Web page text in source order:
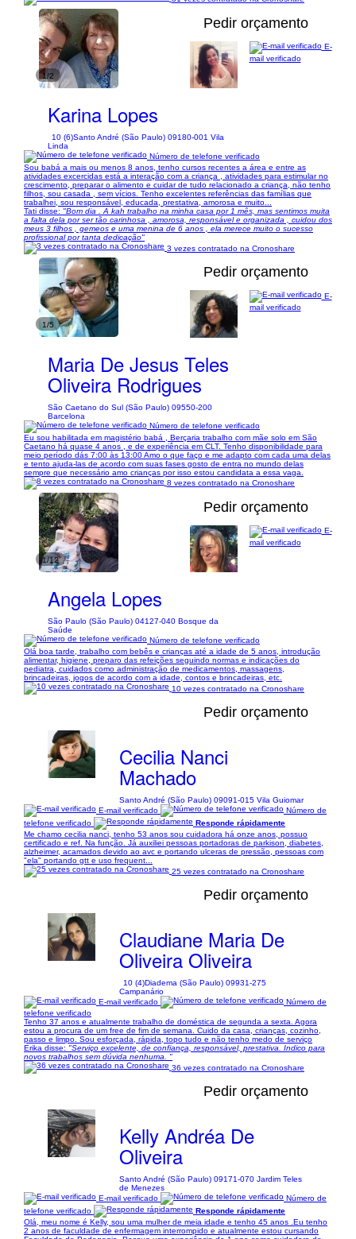
1/2
Pedir orçamento
Karina Lopes
10 (6)Santo André (São Paulo) 09180-001 Vila
Linda
E-
mail verificado
Número de telefone verificado
Sou babá a mais ou menos 8 anos, tenho cursos recentes a área e entre as
atividades excercidas está a interação com a criança , atividades para estimular no
crescimento, preparar o alimento e cuidar de tudo relacionado a criança, não tenho
filhos, sou casada , sem vícios. Tenho excelentes referências das famílias que
trabalhei, sou responsável, educada, prestativa, amorosa e muito...
Tati disse: "Bom dia . A kah trabalho na minha casa por 1 mês, mas sentimos muita
a falta dela por ser tão carinhosa , amorosa, responsável e organizada , cuidou dos
meus 3 filhos , gemeos e uma menina de 6 anos , ela merece muito o sucesso
profissional por tanta dedicação"
3 vezes contratado na Cronoshare
1/5
Pedir orçamento
Maria De Jesus Teles
Oliveira Rodrigues
São Caetano do Sul (São Paulo) 09550-200
Barcelona
E-
mail verificado
Número de telefone verificado
Eu sou habilitada em magistério babá , Berçaria trabalho com mãe solo em São
Caetano há quase 4 anos , e de experiência em CLT. Tenho disponibilidade para
meio período dás 7:00 às 13:00 Amo o que faço e me adapto com cada uma delas
e tento ajuda-las de acordo com suas fases gosto de entra no mundo delas
sempre que necessário amo crianças por isso estou candidata a essa vaga.
8 vezes contratado na Cronoshare
1/12
Pedir orçamento
Angela Lopes
São Paulo (São Paulo) 04127-040 Bosque da
Saúde
E-
mail verificado
Número de telefone verificado
Olá boa tarde, trabalho com bebês e crianças até a idade de 5 anos, introdução
alimentar, higiene, preparo das refeições seguindo normas e indicações do
pediatra, cuidados como administração de medicamentos, massagens,
brincadeiras, jogos de acordo com a idade, contos e brincadeiras, etc.
10 vezes contratado na Cronoshare
Pedir orçamento
Cecilia Nanci
Machado
Santo André (São Paulo) 09091-015 Vila Guiomar
E-mail verificado
Número de
telefone verificado
Responde rápidamente
Me chamo cecilia nanci, tenho 53 anos sou cuidadora há onze anos, possuo
certificado e ref. Na função. Já auxiliei pessoas portadoras de parkison, diabetes,
alzheimer, acamados devido ao avc e portando ulceras de pressão, pessoas com
"ela" portando gtt e uso frequent...
25 vezes contratado na Cronoshare
Pedir orçamento
Claudiane Maria De
Oliveira Oliveira
10 (4)Diadema (São Paulo) 09931-275
Campanário
E-mail verificado
Número de
telefone verificado
Tenho 37 anos e atualmente trabalho de doméstica de segunda a sexta. Agora
estou a procura de um free de fim de semana. Cuido da casa, crianças, cozinho,
passo e limpo. Sou esforçada, rápida, topo tudo e não tenho medo de serviço
Erika disse: "Serviço excelente, de confiança, responsável, prestativa. Indico para
novos trabalhos sem dúvida nenhuma. "
36 vezes contratado na Cronoshare
Pedir orçamento
Kelly Andréa De
Oliveira
Santo André (São Paulo) 09171-070 Jardim Teles
de Menezes
E-mail verificado
Número de
telefone verificado
Responde rápidamente
Olá, meu nome é Kelly, sou uma mulher de meia idade e tenho 45 anos .Eu tenho
2 anos de faculdade de enfermagem interrompido e atualmente estou cursando